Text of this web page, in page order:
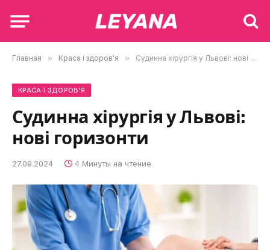
Главная » Краса і здоров'я » Судинна хірургія у Львові: нові горизонти
КРАСА І ЗДОРОВ'Я
Судинна хірургія у Львові:
нові горизонти
27.09.2024 4 Минуты на чтение